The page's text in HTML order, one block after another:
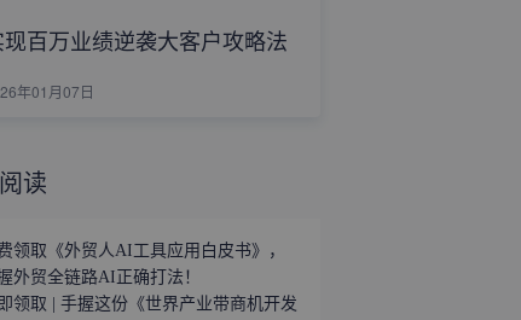
现百万业绩逆袭大客户攻略法
年01月07日
读
领取《外贸人AI工具应用白皮书》，
外贸全链路AI正确打法！
领取 | 手握这份《世界产业带商机开发